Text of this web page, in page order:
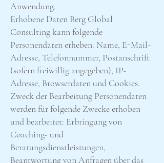
Anwendung.
Erhobene Daten Berg Global
Consulting kann folgende
Personendaten erheben: Name, E-Mail-
Adresse, Telefonnummer, Postanschrift
(sofern freiwillig angegeben), IP-
Adresse, Browserdaten und Cookies.
Zweck der Bearbeitung Personendaten
werden für folgende Zwecke erhoben
und bearbeitet: Erbringung von
Coaching- und
Beratungsdienstleistungen,
Beantwortung von Anfragen über das